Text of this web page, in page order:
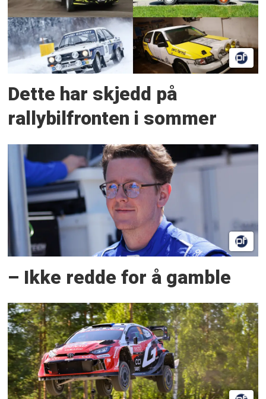
Dette har skjedd på
rallybilfronten i sommer
– Ikke redde for å gamble